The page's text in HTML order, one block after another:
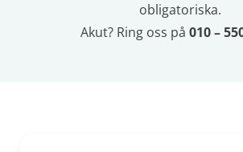
obligatoriska.
Akut? Ring oss på 010 –